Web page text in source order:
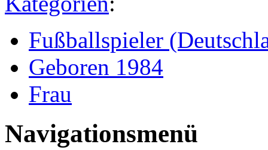
Fußballspieler
Geboren 1984
Frau
Navigationsmenü